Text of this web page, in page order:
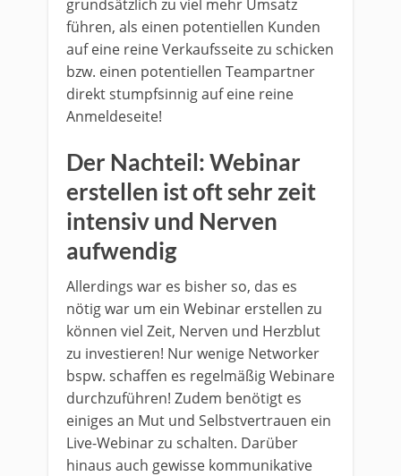
grundsätzlich zu viel mehr Umsatz
führen, als einen potentiellen Kunden
auf eine reine Verkaufsseite zu schicken
bzw. einen potentiellen Teampartner
direkt stumpfsinnig auf eine reine
Anmeldeseite!
Der Nachteil: Webinar
erstellen ist oft sehr zeit
intensiv und Nerven
aufwendig
Allerdings war es bisher so, das es
nötig war um ein Webinar erstellen zu
können viel Zeit, Nerven und Herzblut
zu investieren! Nur wenige Networker
bspw. schaffen es regelmäßig Webinare
durchzuführen! Zudem benötigt es
einiges an Mut und Selbstvertrauen ein
Live-Webinar zu schalten. Darüber
hinaus auch gewisse kommunikative